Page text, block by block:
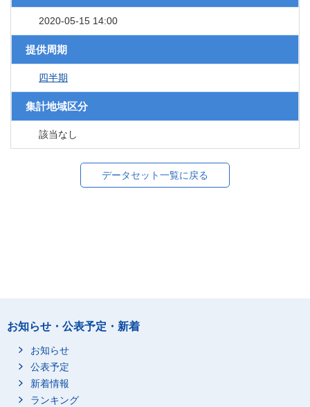
2020-05-15 14:00
提供周期
四半期
集計地域区分
該当なし
データセット一覧に戻る
お知らせ・公表予定・新着
お知らせ
公表予定
新着情報
ランキング